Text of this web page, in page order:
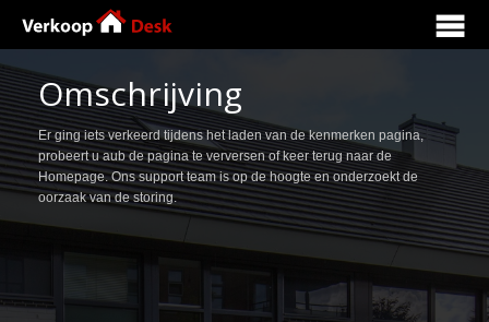
Brochure
Fotogalerij
Contact
Omschrijving
Er ging iets verkeerd tijdens het laden van de kenmerken pagina,
probeert u aub de pagina te verversen of keer terug naar de
Homepage. Ons support team is op de hoogte en onderzoekt de
oorzaak van de storing.